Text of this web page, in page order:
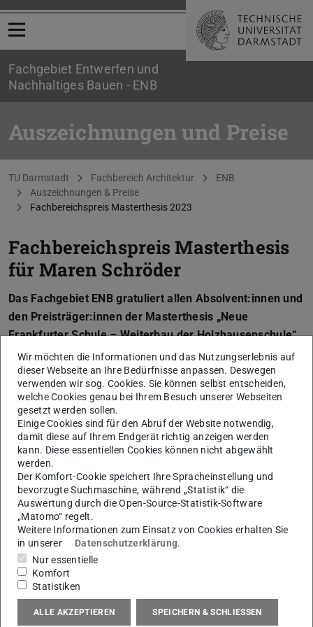
Menü öffnen
Fachgebiet Entwerfen und
Nachhaltiges Bauen - ENB
Auszeichnungen und Preise
Sie befinden sich hier:
TU Darmstadt Fachbereich Architektur
ENB
Auszeichnungen & Preise
Fachbereichspreis Masterthesis 2023
Fachbereichspreis Masterthesis
für Maren Schröder
Das Fachgebiet ENB gratuliert allen Absolvent:innen und
den Preisträger:innen der Masterthesis „Neue
Frankfurter Schule – Weiterbau der Holzhausenschule“
im Sommersemester 2023.
Unter Einbeziehung der seit zehn Jahren leerstehenden
Holzhausenschule des Architekten Martin Elsaesser aus
dem Jahr 1929, sollte eine neue Grundschule entworfen
werden, die sich zum angrenzenden Quartier hin öffnet
und zu einem rund um die Uhr flexiblen Spielfeld für die
Stadtgesellschaft wird. Das Bestandsgebäude war als
ökologische und kulturelle Ressource zu betrachten. Zu
klären war außerdem die Frage, welche Rolle Architektur
als bauliche Fassung von Erziehung, Bildung und Kultur
spielen darf und muss.
zu den Projekten
Wir möchten die Informationen und das Nutzungserlebnis auf
dieser Webseite an Ihre Bedürfnisse anpassen. Deswegen
verwenden wir sog. Cookies. Sie können selbst entscheiden,
welche Cookies genau bei Ihrem Besuch unserer Webseiten
gesetzt werden sollen.
Einige Cookies sind für den Abruf der Website notwendig,
damit diese auf Ihrem Endgerät richtig anzeigen werden
kann. Diese essentiellen Cookies können nicht abgewählt
werden.
Der Komfort-Cookie speichert Ihre Spracheinstellung und
bevorzugte Suchmaschine, während „Statistik“ die
Auswertung durch die Open-Source-Statistik-Software
„Matomo“ regelt.
Weitere Informationen zum Einsatz von Cookies erhalten Sie
in unserer
Datenschutzerklärung.
Nur essentielle
Komfort
Statistiken
ALLE AKZEPTIEREN SPEICHERN & SCHLIESSEN